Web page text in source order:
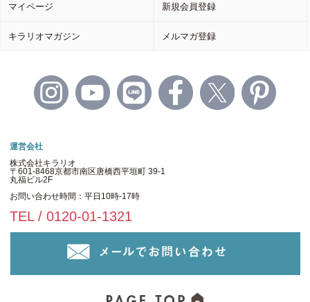
マイページ 新規会員登録
キラリオマガジン メルマガ登録
運営会社
株式会社キラリオ
〒601-8468京都市南区唐橋西平垣町 39-1
丸福ビル2F
お問い合わせ時間：平日10時-17時
TEL / 0120-01-1321